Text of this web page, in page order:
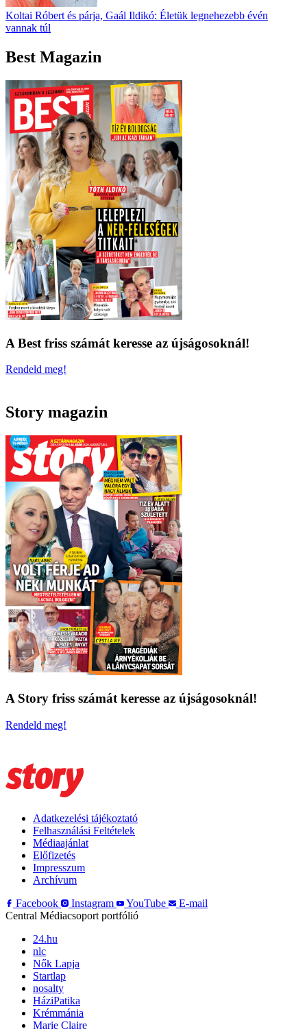
Koltai Róbert és párja, Gaál Ildikó: Életük legnehezebb évén
vannak túl
Best Magazin
A Best friss számát keresse az újságosoknál!
Rendeld meg!
Story magazin
A Story friss számát keresse az újságosoknál!
Rendeld meg!
Adatkezelési tájékoztató
Felhasználási Feltételek
Médiaajánlat
Előfizetés
Impresszum
Archívum
Facebook
Instagram YouTube
E-mail
Central Médiacsoport portfólió
24.hu
nlc
Nők Lapja
Startlap
nosalty
HáziPatika
Krémmánia
Marie Claire